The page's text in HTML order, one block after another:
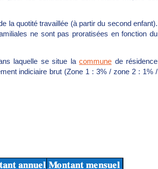
la quotité travaillée (à partir du second enfant).
ne sont pas proratisées en fonction du
laquelle se situe lacommune de résidence
indiciaire brut (Zone 1 : 3% / zone 2 : 1% /